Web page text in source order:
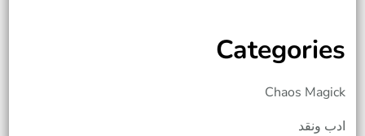
Categories
Chaos Magick
ادب ونقد